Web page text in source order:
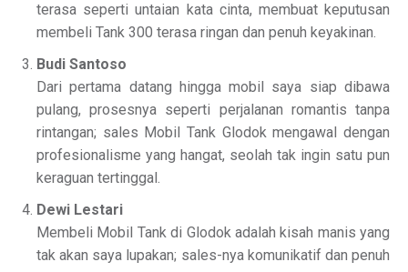
terasa seperti untaian kata cinta, membuat keputusan
membeli Tank 300 terasa ringan dan penuh keyakinan.
Budi Santoso
Dari pertama datang hingga mobil saya siap dibawa
pulang, prosesnya seperti perjalanan romantis tanpa
rintangan; sales Mobil Tank Glodok mengawal dengan
profesionalisme yang hangat, seolah tak ingin satu pun
keraguan tertinggal.
Dewi Lestari
Membeli Mobil Tank di Glodok adalah kisah manis yang
tak akan saya lupakan; sales-nya komunikatif dan penuh